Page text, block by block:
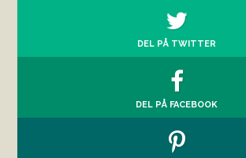
DEL PÅ TWITTER
DEL PÅ FACEBOOK